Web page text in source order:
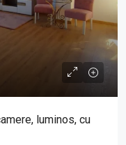
luminos, cu